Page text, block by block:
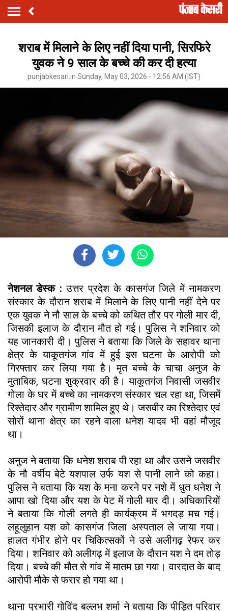
शराब में मिलाने के लिए नहीं दिया पानी, सिरफिरे
युवक ने 9 साल के बच्चे की कर दी हत्या
punjabkesari.in Sunday, May 03, 2026 - 12:56 AM (IST)
नेशनल डेस्क :उत्तर प्रदेश के कासगंज जिले में नामकरण
संस्कार के दौरान शराब में मिलाने के लिए पानी नहीं देने पर
एक युवक ने नौ साल के बच्चे को कथित तौर पर गोली मार दी,
जिसकी इलाज के दौरान मौत हो गई। पुलिस ने शनिवार को
यह जानकारी दी। पुलिस ने बताया कि जिले के सहावर थाना
क्षेत्र के याकूतगंज गांव में हुई इस घटना के आरोपी को
गिरफ्तार कर लिया गया है। मृत बच्चे के चाचा अनुज के
मुताबिक, घटना शुक्रवार की है। याकूतगंज निवासी जसवीर
गोला के घर में बच्चे का नामकरण संस्कार चल रहा था, जिसमें
रिश्तेदार और ग्रामीण शामिल हुए थे। जसवीर का रिश्तेदार एवं
सोरों थाना क्षेत्र का रहने वाला धनेश यादव भी वहां मौजूद
था।
अनुज ने बताया कि धनेश शराब पी रहा था और उसने जसवीर
के नौ वर्षीय बेटे यशपाल उर्फ यश से पानी लाने को कहा।
पुलिस ने बताया कि यश के मना करने पर नशे में धुत धनेश ने
आपा खो दिया और यश के पेट में गोली मार दी। अधिकारियों
ने बताया कि गोली लगते ही कार्यक्रम में भगदड़ मच गई।
लहूलुहान यश को कासगंज जिला अस्पताल ले जाया गया।
हालत गंभीर होने पर चिकित्सकों ने उसे अलीगढ़ रेफर कर
दिया। शनिवार को अलीगढ़ में इलाज के दौरान यश ने दम तोड़
दिया। बच्चे की मौत से गांव में मातम छा गया। वारदात के बाद
आरोपी मौके से फरार हो गया था।
थाना प्रभारी गोविंद बल्लभ शर्मा ने बताया कि पीड़ित परिवार